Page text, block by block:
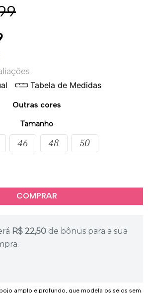
Tabela de Medidas
Outras cores
Tamanho
46 48 50
R$22,50 de bônus para a sua
amplo e profundo, que modela os seios sem